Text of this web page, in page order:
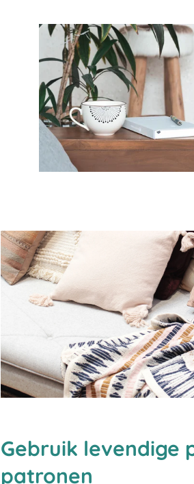
Gebruik levendige
patronen